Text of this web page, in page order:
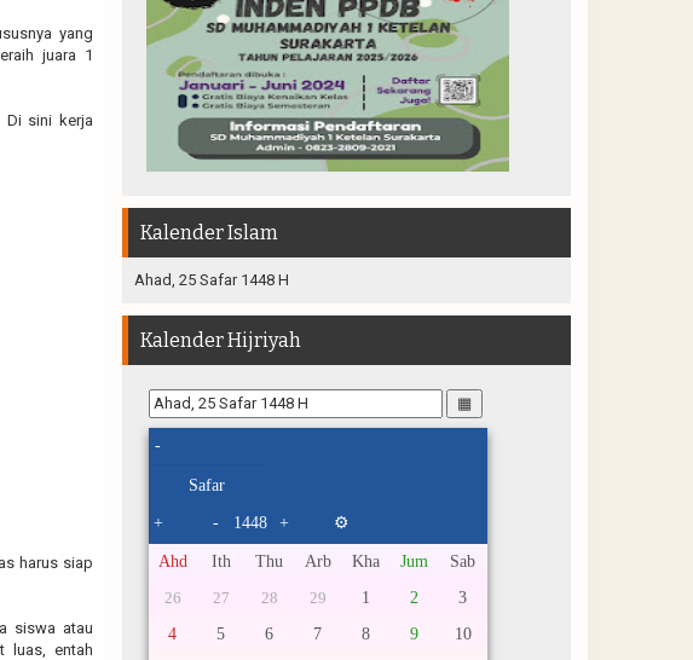
yang
juara 1
Di sini kerja
harus siap
siswa atau
luas, entah
Kalender Islam
Ahad, 25 Safar 1448 H
Kalender Hijriyah
▦
-
+ - + ⚙
Ahd Ith Thu Arb Kha Jum Sab
26 27 28 29 1 2
3
4
5 6 7 8 9
10